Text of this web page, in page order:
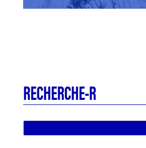
RECHERCHE-R